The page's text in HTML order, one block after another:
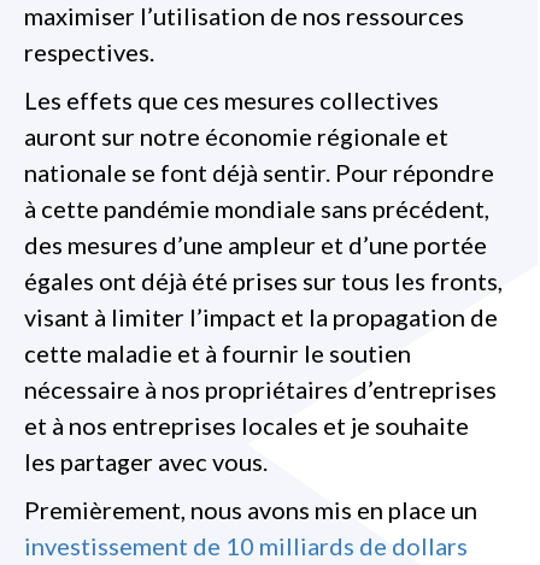
maximiser l’utilisation de nos ressources
respectives.
Les effets que ces mesures collectives
auront sur notre économie régionale et
nationale se font déjà sentir. Pour répondre
à cette pandémie mondiale sans précédent,
des mesures d’une ampleur et d’une portée
égales ont déjà été prises sur tous les fronts,
visant à limiter l’impact et la propagation de
cette maladie et à fournir le soutien
nécessaire à nos propriétaires d’entreprises
et à nos entreprises locales et je souhaite
les partager avec vous.
Premièrement, nous avons mis en place un
investissement de 10 milliards de dollars